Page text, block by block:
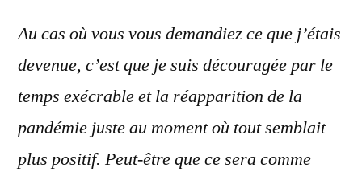
Au cas où vous vous demandiez ce que j’étais
devenue, c’est que je suis découragée par le
temps exécrable et la réapparition de la
pandémie juste au moment où tout semblait
plus positif. Peut-être que ce sera comme